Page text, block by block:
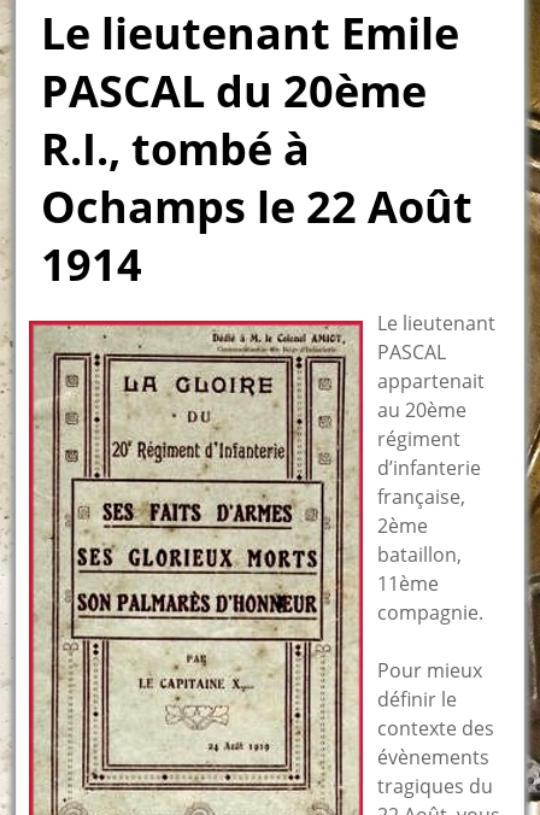
Le lieutenant Emile
PASCAL du 20ème
R.I., tombé à
Ochamps le 22 Août
1914
Le lieutenant
PASCAL
appartenait
au 20ème
régiment
d’infanterie
française,
2ème
bataillon,
11ème
compagnie.
Pour mieux
définir le
contexte des
évènements
tragiques du